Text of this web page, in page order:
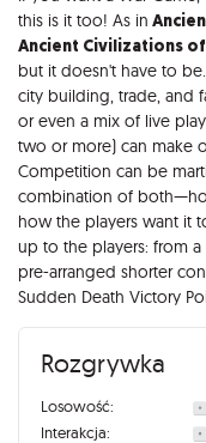
this is it too! As in
Ancient Civilizations
but it doesn't have to
city building, trade, and
or even a mix of live
two or more) can make
Competition can be
combination of
how the players want it
up to the players: from
pre-arranged shorter
Sudden Death Victory
Rozgrywka
Losowość:
Interakcja: